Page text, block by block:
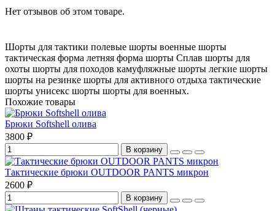
Нет отзывов об этом товаре.
Шорты для тактики полевые шорты военные шорты
тактическая форма летняя форма шорты Сплав шорты для
охоты шорты для походов камуфляжные шорты легкие шорты
шорты на резинке шорты для активного отдыха тактические
шорты унисекс шорты шорты для военных.
Похожие товары
Брюки Softshell олива
3800 ₽
В корзину
Тактические брюки OUTDOOR PANTS микрон
2600 ₽
В корзину